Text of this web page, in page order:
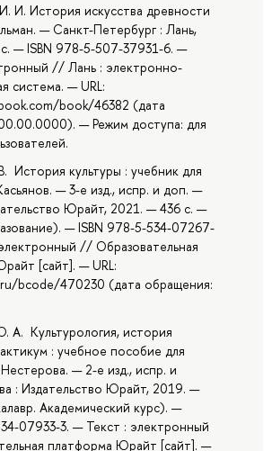
И. История искусства древности
— Санкт-Петербург : Лань,
— ISBN 978-5-507-37931-6. —
// Лань : электронно-
система. — URL:
book/46382 (дата
— Режим доступа: для
История культуры : учебник для
— 3-е изд., испр. и доп. —
Юрайт, 2021. — 436 с. —
— ISBN 978-5-534-07267-
// Образовательная
[сайт]. — URL:
bcode/470230 (дата обращения:
А. Культурология, история
: учебное пособие для
— 2-е изд., испр. и
: Издательство Юрайт, 2019. —
Академический курс). —
07933-3. — Текст : электронный
платформа Юрайт [сайт]. —